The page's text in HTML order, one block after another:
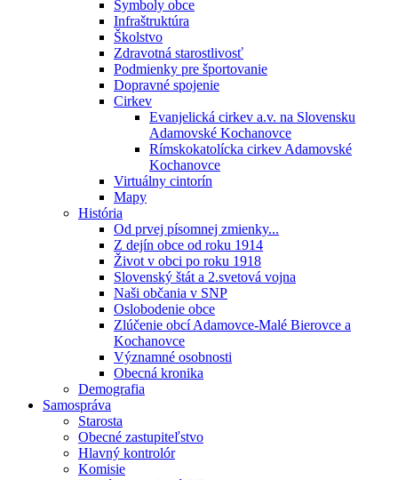
Symboly obce
Infraštruktúra
Školstvo
Zdravotná starostlivosť
Podmienky pre športovanie
Dopravné spojenie
Cirkev
Evanjelická cirkev a.v. na Slovensku
Adamovské Kochanovce
Rímskokatolícka cirkev Adamovské
Kochanovce
Virtuálny cintorín
Mapy
História
Od prvej písomnej zmienky...
Z dejín obce od roku 1914
Život v obci po roku 1918
Slovenský štát a 2.svetová vojna
Naši občania v SNP
Oslobodenie obce
Zlúčenie obcí Adamovce-Malé Bierovce a
Kochanovce
Významné osobnosti
Obecná kronika
Demografia
Samospráva
Starosta
Obecné zastupiteľstvo
Hlavný kontrolór
Komisie